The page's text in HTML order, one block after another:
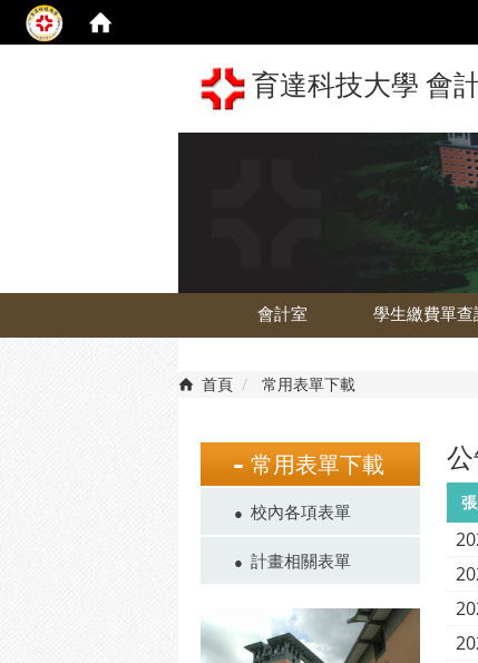
育達科技大學 會
會計室 學生繳費單查
首頁 常用表單下載
常用表單下載
校內各項表單
計畫相關表單